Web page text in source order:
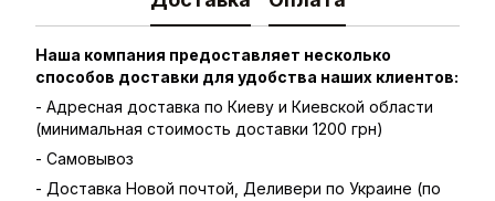
Наша компания предоставляет несколько
способов доставки для удобства наших клиентов:
- Адресная доставка по Киеву и Киевской области
(минимальная стоимость доставки 1200 грн)
- Самовывоз
- Доставка Новой почтой, Деливери по Украине (по